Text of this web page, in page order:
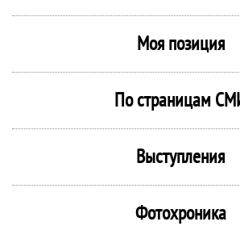
Моя позиция
По страницам
Выступления
Фотохроника